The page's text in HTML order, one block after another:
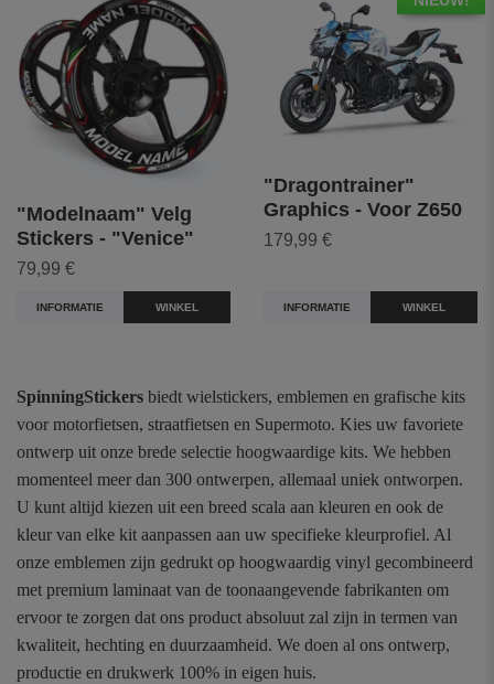
"Modelnaam" Velg
Stickers - "Venice"
79,99 €
INFORMATIE WINKEL
"Dragontrainer"
Graphics - Voor Z650
179,99 €
INFORMATIE WINKEL
SpinningStickers biedt wielstickers, emblemen en grafische kits
voor motorfietsen, straatfietsen en Supermoto. Kies uw favoriete
ontwerp uit onze brede selectie hoogwaardige kits. We hebben
momenteel meer dan 300 ontwerpen, allemaal uniek ontworpen.
U kunt altijd kiezen uit een breed scala aan kleuren en ook de
kleur van elke kit aanpassen aan uw specifieke kleurprofiel. Al
onze emblemen zijn gedrukt op hoogwaardig vinyl gecombineerd
met premium laminaat van de toonaangevende fabrikanten om
ervoor te zorgen dat ons product absoluut zal zijn in termen van
kwaliteit, hechting en duurzaamheid. We doen al ons ontwerp,
productie en drukwerk 100% in eigen huis.